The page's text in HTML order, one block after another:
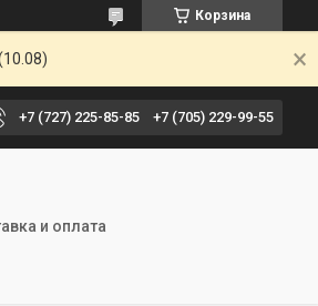
Корзина
+7 (727) 225-85-85 +7 (705) 229-99-55
и оплата